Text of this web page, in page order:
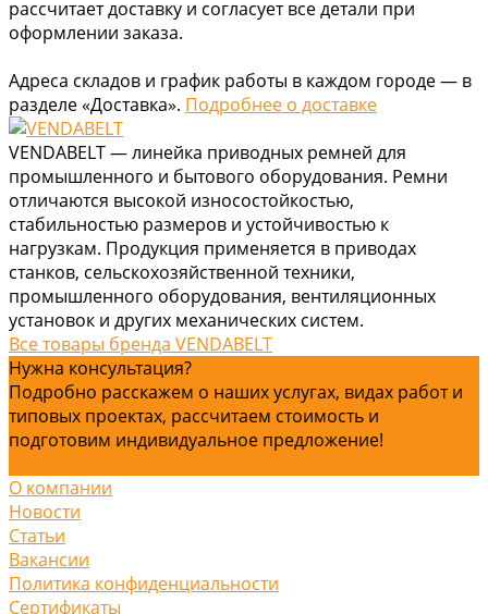
рассчитает доставку и согласует все детали при
оформлении заказа.
Адреса складов и график работы в каждом городе — в
разделе «Доставка». Подробнее о доставке
VENDABELT — линейка приводных ремней для
промышленного и бытового оборудования. Ремни
отличаются высокой износостойкостью,
стабильностью размеров и устойчивостью к
нагрузкам. Продукция применяется в приводах
станков, сельскохозяйственной техники,
промышленного оборудования, вентиляционных
установок и других механических систем.
Все товары бренда VENDABELT
Нужна консультация?
Подробно расскажем о наших услугах, видах работ и
типовых проектах, рассчитаем стоимость и
подготовим индивидуальное предложение!
О компании
Новости
Статьи
Вакансии
Политика конфиденциальности
Сертификаты